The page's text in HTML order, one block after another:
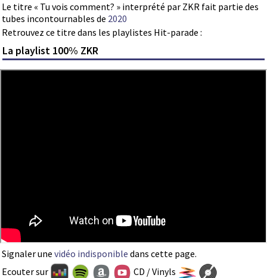
Le titre « Tu vois comment? » interprété par ZKR fait partie des
tubes incontournables de 2020
Retrouvez ce titre dans les playlistes Hit-parade :
La playlist 100% ZKR
Signaler une vidéo indisponible dans cette page.
Ecouter sur
CD / Vinyls